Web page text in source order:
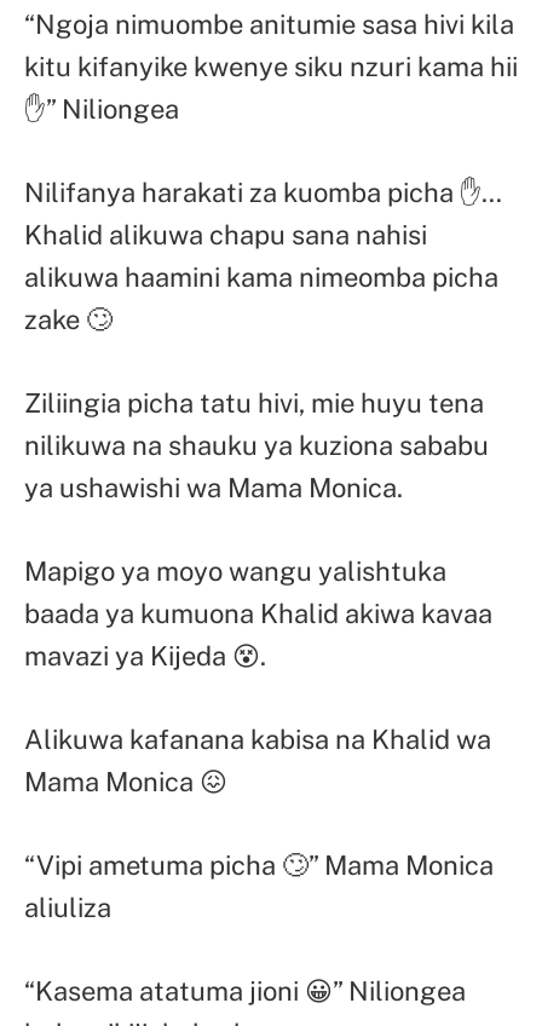
“Ngoja nimuombe anitumie sasa hivi kila
kitu kifanyike kwenye siku nzuri kama hii
✋” Niliongea
Nilifanya harakati za kuomba picha ✋…
Khalid alikuwa chapu sana nahisi
alikuwa haamini kama nimeomba picha
zake 🙄
Ziliingia picha tatu hivi, mie huyu tena
nilikuwa na shauku ya kuziona sababu
ya ushawishi wa Mama Monica.
Mapigo ya moyo wangu yalishtuka
baada ya kumuona Khalid akiwa kavaa
mavazi ya Kijeda 😵.
Alikuwa kafanana kabisa na Khalid wa
Mama Monica 😖
“Vipi ametuma picha 🙄” Mama Monica
aliuliza
“Kasema atatuma jioni 😀” Niliongea